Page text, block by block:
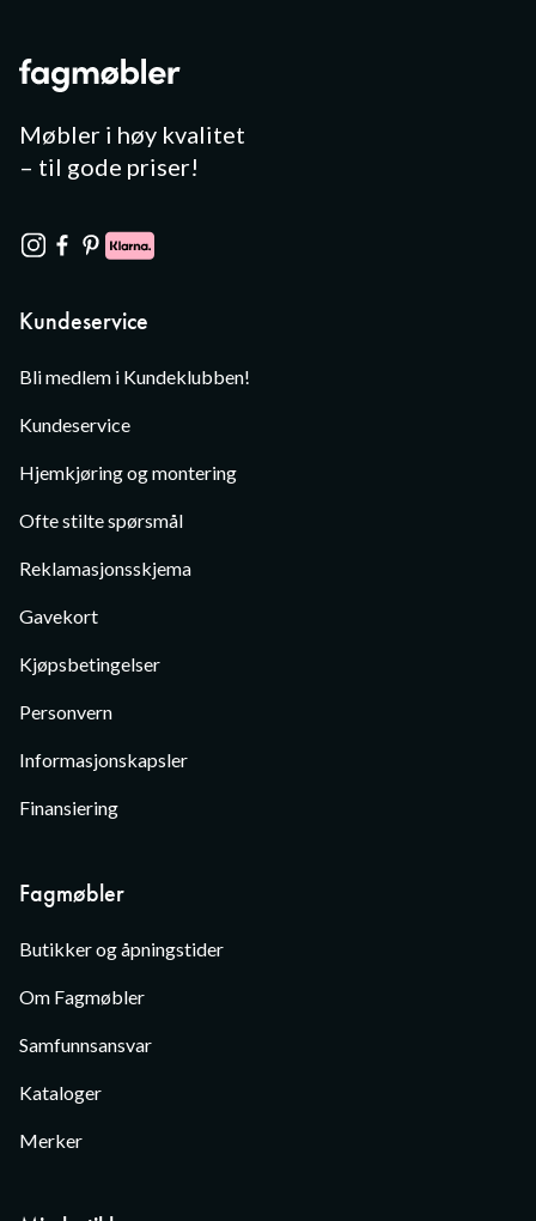
Møbler i høy kvalitet
– til gode priser!
Kundeservice
Bli medlem i Kundeklubben!
Kundeservice
Hjemkjøring og montering
Ofte stilte spørsmål
Reklamasjonsskjema
Gavekort
Kjøpsbetingelser
Personvern
Informasjonskapsler
Finansiering
Fagmøbler
Butikker og åpningstider
Om Fagmøbler
Samfunnsansvar
Kataloger
Merker